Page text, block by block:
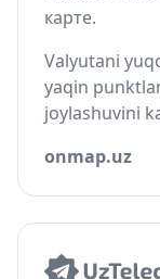
карте.
Valyutani
yaqin
joylashuvini
onmap.uz